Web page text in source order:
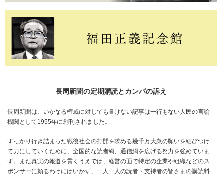
長周新聞の定期購読とカンパの訴え
長周新聞は、いかなる権威に対しても書けない記事は一行もない人民の言論
機関として1955年に創刊されました。
すっかり行き詰まった戦後社会の打開を求める幾千万大衆の願いを結びつけ
て力にしていくために、全国的な読者網、通信網を広げる努力を強めていま
す。また真実の報道を貫くうえでは、経営の面で特定の企業や組織などのス
ポンサーに頼るわけにはいかず、一人一人の読者・支持者の皆さまの購読料